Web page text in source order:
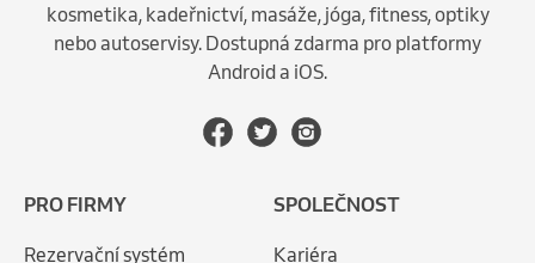
kosmetika, kadeřnictví, masáže, jóga, fitness, optiky
nebo autoservisy. Dostupná zdarma pro platformy
Android a iOS.
PRO FIRMY
Rezervační systém
SPOLEČNOST
Kariéra